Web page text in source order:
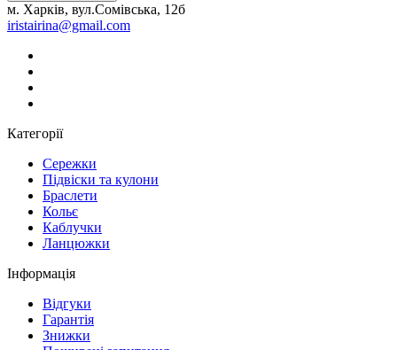
м. Харків, вул.Сомівська, 12б
iristairina@gmail.com
Категорії
Сережки
Підвіски та кулони
Браслети
Кольє
Каблучки
Ланцюжки
Інформація
Вiдгуки
Гарантія
Знижки